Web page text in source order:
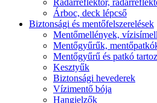
Radarreflektor,
Árboc, deck lépcső
Biztonsági és mentőfelszerelések
Mentőmellények,
Mentőgyűrűk,
Mentőgyűrű és patkó
Kesztyűk
Biztonsági hevederek
Vízimentő bója
Hangjelzők